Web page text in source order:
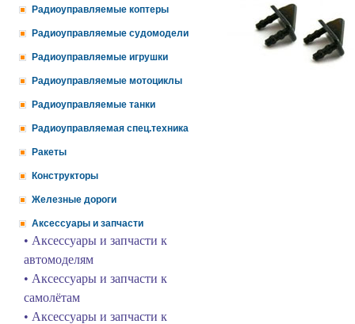
Радиоуправляемые коптеры
Радиоуправляемые судомодели
Радиоуправляемые игрушки
Радиоуправляемые мотоциклы
Радиоуправляемые танки
Радиоуправляемая спец.техника
Ракеты
Конструкторы
Железные дороги
Аксессуары и запчасти
• Аксессуары и запчасти к
автомоделям
• Аксессуары и запчасти к
самолётам
• Аксессуары и запчасти к